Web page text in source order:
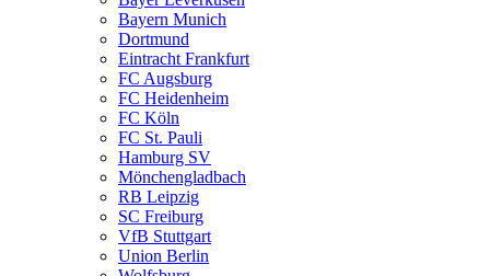
Bayern Munich
Dortmund
Eintracht Frankfurt
FC Augsburg
FC Heidenheim
FC Köln
FC St. Pauli
Hamburg SV
Mönchengladbach
RB Leipzig
SC Freiburg
VfB Stuttgart
Union Berlin